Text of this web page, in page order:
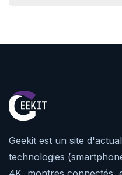
Geekit est un site
technologies